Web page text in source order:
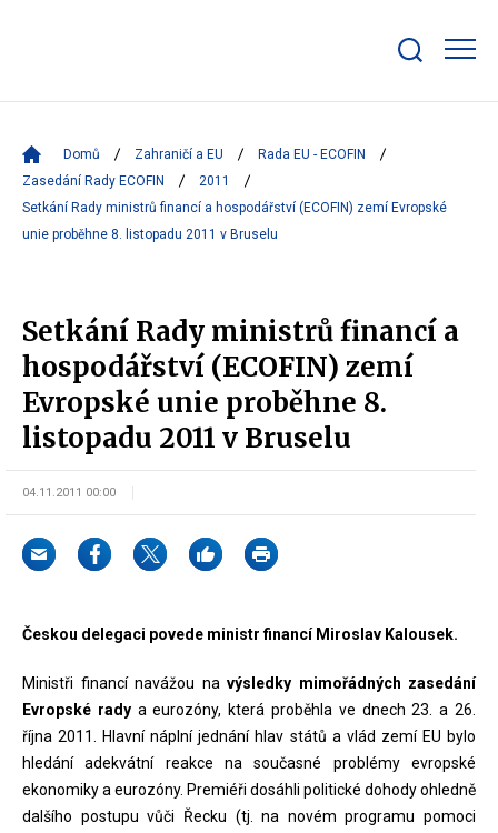
bar
Domů Zahraničí a EU
Rada EU - ECOFIN
Zasedání Rady ECOFIN
2011
Setkání Rady ministrů financí a hospodářství (ECOFIN) zemí Evropské
unie proběhne 8. listopadu 2011 v Bruselu
Setkání Rady ministrů financí a
hospodářství (ECOFIN) zemí
Evropské unie proběhne 8.
listopadu 2011 v Bruselu
04.11.2011 00:00
Českou delegaci povede ministr financí Miroslav Kalousek.
Ministři financí navážou na výsledky mimořádných zasedání
Evropské rady a eurozóny, která proběhla ve dnech 23. a 26.
října 2011. Hlavní náplní jednání hlav států a vlád zemí EU bylo
hledání adekvátní reakce na současné problémy evropské
ekonomiky a eurozóny. Premiéři dosáhli politické dohody ohledně
dalšího postupu vůči Řecku (tj. na novém programu pomoci